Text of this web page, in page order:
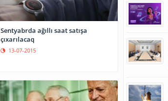
Sentyabrda ağıllı saat satışa
çıxarılacaq
13-07-2015